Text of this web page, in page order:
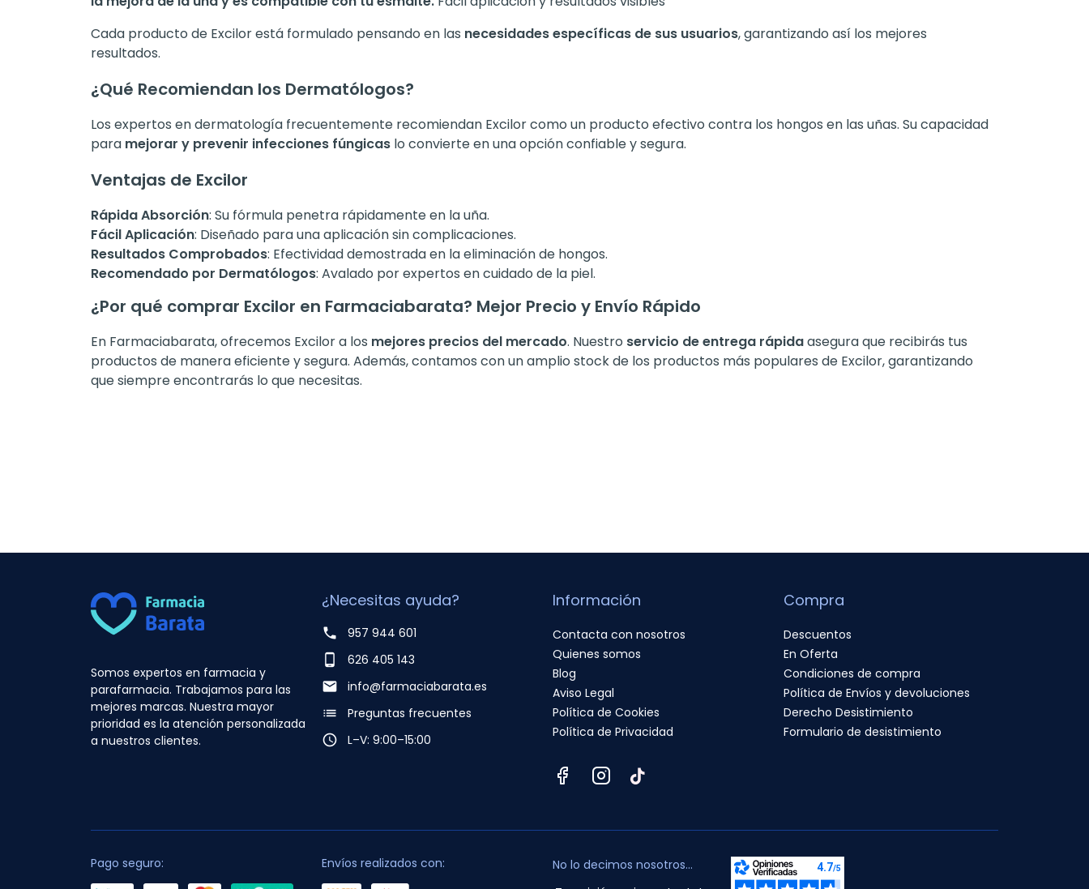
Cada producto de Excilor está formulado pensando en las necesidades específicas de sus usuarios, garantizando así los mejores
resultados.
¿Qué Recomiendan los Dermatólogos?
Los expertos en dermatología frecuentemente recomiendan Excilor como un producto efectivo contra los hongos en las uñas. Su capacidad
para mejorar y prevenir infecciones fúngicas lo convierte en una opción confiable y segura.
Ventajas de Excilor
Rápida Absorción: Su fórmula penetra rápidamente en la uña.
Fácil Aplicación: Diseñado para una aplicación sin complicaciones.
Resultados Comprobados: Efectividad demostrada en la eliminación de hongos.
Recomendado por Dermatólogos: Avalado por expertos en cuidado de la piel.
¿Por qué comprar Excilor en Farmaciabarata? Mejor Precio y Envío Rápido
En Farmaciabarata, ofrecemos Excilor a los mejores precios del mercado. Nuestro servicio de entrega rápidaasegura que recibirás tus
productos de manera eficiente y segura. Además, contamos con un amplio stock de los productos más populares de Excilor, garantizando
que siempre encontrarás lo que necesitas.
Somos expertos en farmacia y
parafarmacia. Trabajamos para las
mejores marcas. Nuestra mayor
prioridad es la atención personalizada
a nuestros clientes.
¿Necesitas ayuda?
phone
957 944 601
phone_android
626 405 143
email
info@farmaciabarata.es
list
Preguntas frecuentes
access_time
L–V: 9:00–15:00
Información
Contacta con nosotros
Quienes somos
Blog
Aviso Legal
Política de Cookies
Política de Privacidad
Compra
Descuentos
En Oferta
Condiciones de compra
Política de Envíos y devoluciones
Derecho Desistimiento
Formulario de desistimiento
Pago seguro: Envíos realizados con:
No lo decimos nosotros...